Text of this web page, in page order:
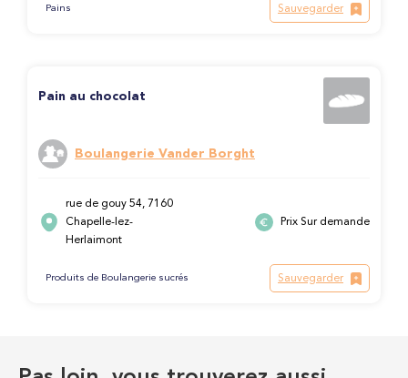
Pains Sauvegarder
Pain au chocolat
Boulangerie Vander Borght
rue de gouy 54, 7160
Chapelle-lez-
Herlaimont
Prix Sur demande
Produits de Boulangerie sucrés Sauvegarder